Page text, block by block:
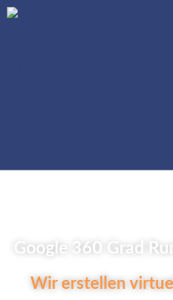
Google 360 Grad
Wir erstellen